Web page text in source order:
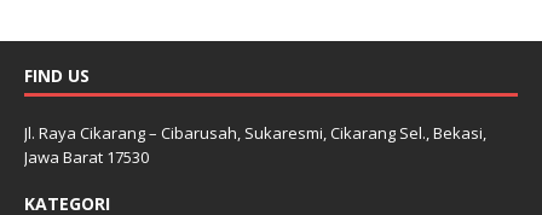
FIND US
Jl. Raya Cikarang – Cibarusah, Sukaresmi, Cikarang Sel., Bekasi,
Jawa Barat 17530
KATEGORI